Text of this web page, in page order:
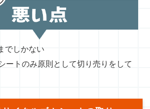
でしかない
ートのみ原則として切り売りをして